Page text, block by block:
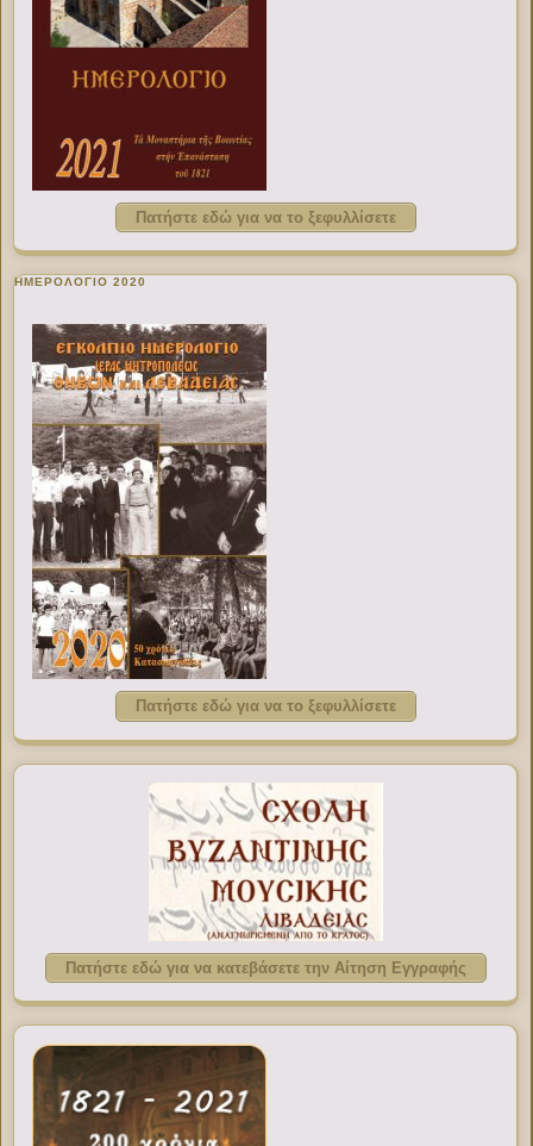
Πατήστε εδώ για να το ξεφυλλίσετε
ΗΜΕΡΟΛΟΓΙΟ 2020
Πατήστε εδώ για να το ξεφυλλίσετε
Πατήστε εδώ για να κατεβάσετε την Αίτηση Εγγραφής